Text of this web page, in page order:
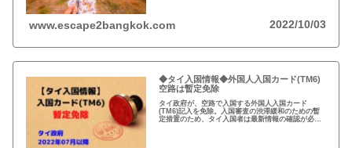
www.escape2bangkok.com 2022/10/03
◆タイ入国情報◆外国人入国カード(TM6)
空路は暫定免除
タイ政府が、空路で入国する外国人入国カード
(TM6)記入を免除。入国審査の渋滞緩和のための暫
定措置のため、タイ入国者は最新情報の確認が必